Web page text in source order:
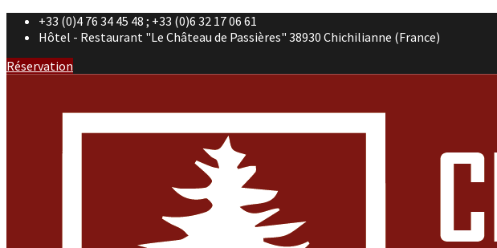
+33 (0)4 76 34 45 48 ; +33 (0)6 32 17 06 61
Hôtel - Restaurant "Le Château de Passières" 38930 Chichilianne (France)
Réservation